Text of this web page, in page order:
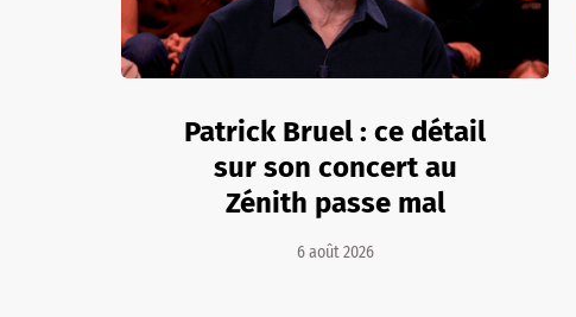
Patrick Bruel : ce détail
sur son concert au
Zénith passe mal
6 août 2026